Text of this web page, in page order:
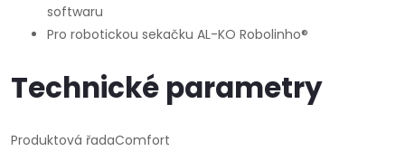
softwaru
Pro robotickou sekačku AL-KO Robolinho®
Technické parametry
Produktová řadaComfort